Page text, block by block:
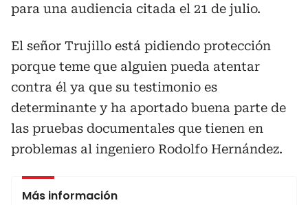
para una audiencia citada el 21 de julio.
El señor Trujillo está pidiendo protección
porque teme que alguien pueda atentar
contra él ya que su testimonio es
determinante y ha aportado buena parte de
las pruebas documentales que tienen en
problemas al ingeniero Rodolfo Hernández.
Más información